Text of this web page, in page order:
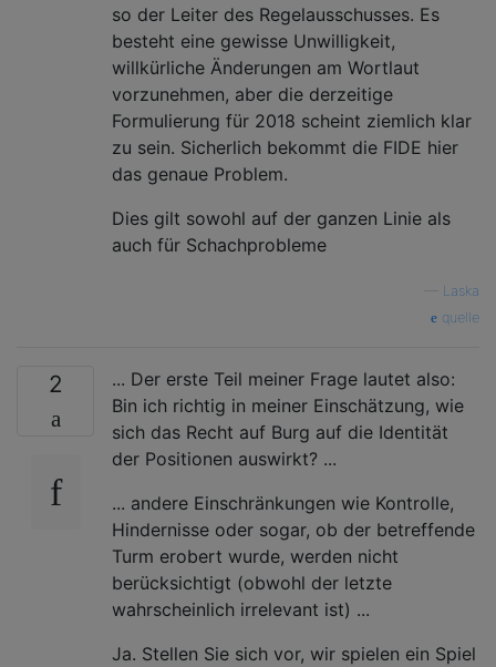
so der Leiter des Regelausschusses. Es
besteht eine gewisse Unwilligkeit,
willkürliche Änderungen am Wortlaut
vorzunehmen, aber die derzeitige
Formulierung für 2018 scheint ziemlich klar
zu sein. Sicherlich bekommt die FIDE hier
das genaue Problem.
Dies gilt sowohl auf der ganzen Linie als
auch für Schachprobleme
Laska
quelle
2
... Der erste Teil meiner Frage lautet also:
Bin ich richtig in meiner Einschätzung, wie
sich das Recht auf Burg auf die Identität
der Positionen auswirkt? ...
... andere Einschränkungen wie Kontrolle,
Hindernisse oder sogar, ob der betreffende
Turm erobert wurde, werden nicht
berücksichtigt (obwohl der letzte
wahrscheinlich irrelevant ist) ...
Ja. Stellen Sie sich vor, wir spielen ein Spiel